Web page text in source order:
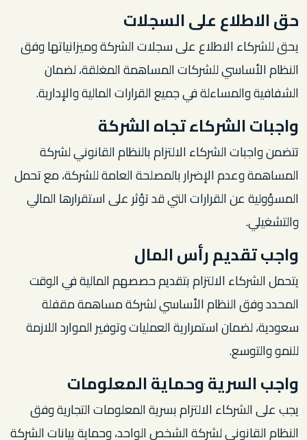
حق الاطلاع على السجلات
يحق للشركاء الاطلاع على سجلات الشركة وميزانياتها وفق
النظام الأساسي للشركات المساهمة المغلقة، لضمان
الشفافية والمساءلة في جميع القرارات المالية والإدارية.
واجبات الشركاء تجاه الشركة
تتضمن واجبات الشركاء الالتزام بالنظام القانوني لشركة
المساهمة وعدم الإضرار بالمصلحة العامة للشركة، مع تحمل
المسؤولية عن القرارات التي قد تؤثر على استقرارها المالي
والتشغيلي.
واجب تقديم رأس المال
يتحمل الشركاء الالتزام بتقديم حصصهم المالية في الوقت
المحدد وفق النظام الأساسي لشركة مساهمة مقفلة
سعودية، لضمان استمرارية العمليات وتوفير الموارد اللازمة
للنمو والتوسع.
واجب السرية وحماية المعلومات
يجب على الشركاء الالتزام بسرية المعلومات التجارية وفق
النظام القانوني لشركة الشخص الواحد، وحماية بيانات الشركة